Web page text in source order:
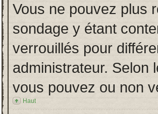
Vous ne pouvez plus
sondage y étant
verrouillés pour
administrateur. Selon
vous pouvez ou non
Haut